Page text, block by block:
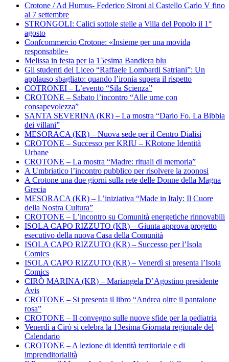
Crotone / Ad Humus- Federico Sironi al Castello Carlo V fino
al 7 settembre
STRONGOLI: Calici sottole stelle a Villa del Popolo il 1°
agosto
Confcommercio Crotone: «Insieme per una movida
responsabile»
Melissa in festa per la 15esima Bandiera blu
Gli studenti del Liceo “Raffaele Lombardi Satriani”: Un
applauso sbagliato: quando l’ironia supera il rispetto
COTRONEI – L’evento “Sila Scienza”
CROTONE – Sabato l’incontro “Alle urne con
consapevolezza”
SANTA SEVERINA (KR) – La mostra “Dario Fo. La Bibbia
dei villani”
MESORACA (KR) – Nuova sede per il Centro Dialisi
CROTONE – Successo per KRIU – KRotone Identità
Urbane
CROTONE – La mostra “Madre: rituali di memoria”
A Umbriatico l’incontro pubblico per risolvere la zoonosi
A Crotone una due giorni sulla rete delle Donne della Magna
Grecia
MESORACA (KR) – L’iniziativa “Made in Italy: Il Cuore
della Nostra Cultura”
CROTONE – L’incontro su Comunità energetiche rinnovabili
ISOLA CAPO RIZZUTO (KR) – Giunta approva progetto
esecutivo della nuova Casa della Comunità
ISOLA CAPO RIZZUTO (KR) – Successo per l’Isola
Comics
ISOLA CAPO RIZZUTO (KR) – Venerdì si presenta l’Isola
Comics
CIRÒ MARINA (KR) – Mariangela D’Agostino presidente
Avis
CROTONE – Si presenta il libro “Andrea oltre il pantalone
rosa”
CROTONE – Il convegno sulle nuove sfide per la pediatria
Venerdì a Cirò si celebra la 13esima Giornata regionale del
Calendario
CROTONE – A lezione di identità territoriale e di
imprenditorialità